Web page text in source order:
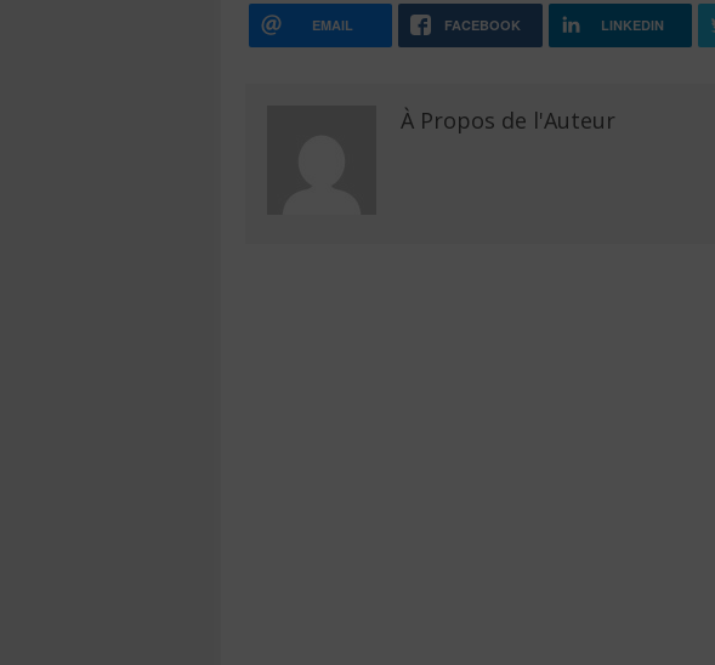
EMAIL FACEBOOK LINKEDIN
À Propos de l'Auteur